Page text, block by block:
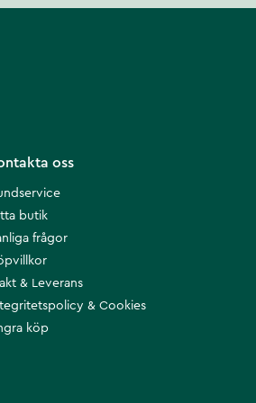
oss
butik
frågor
& Leverans
& Cookies
köp